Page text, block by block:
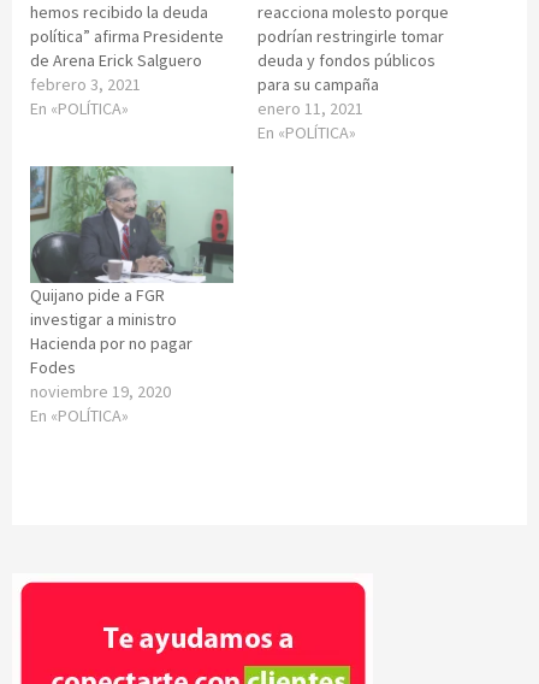
hemos recibido la deuda
política” afirma Presidente
de Arena Erick Salguero
febrero 3, 2021
En «POLÍTICA»
reacciona molesto porque
podrían restringirle tomar
deuda y fondos públicos
para su campaña
enero 11, 2021
En «POLÍTICA»
Quijano pide a FGR
investigar a ministro
Hacienda por no pagar
Fodes
noviembre 19, 2020
En «POLÍTICA»